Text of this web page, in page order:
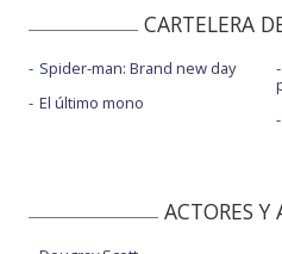
CARTELERA
Spider-man: Brand new day
El último mono
ACTORES Y